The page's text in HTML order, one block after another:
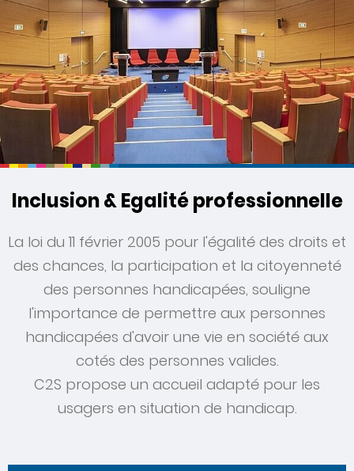
Inclusion & Egalité professionnelle
La loi du 11 février 2005 pour l'égalité des droits et
des chances, la participation et la citoyenneté
des personnes handicapées, souligne
l'importance de permettre aux personnes
handicapées d'avoir une vie en société aux
cotés des personnes valides.
C2S propose un accueil adapté pour les
usagers en situation de handicap.